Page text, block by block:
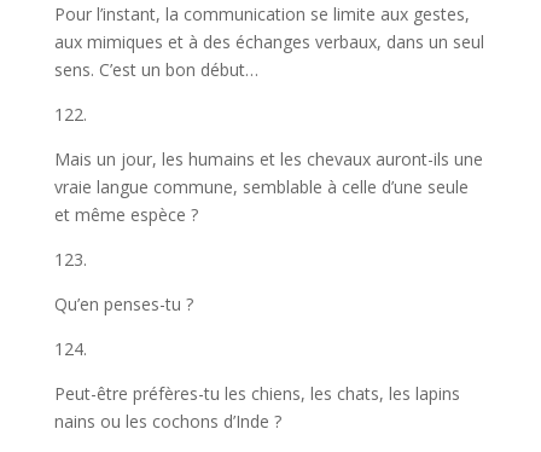
Pour l’instant, la communication se limite aux gestes,
aux mimiques et à des échanges verbaux, dans un seul
sens. C’est un bon début…
122.
Mais un jour, les humains et les chevaux auront-ils une
vraie langue commune, semblable à celle d’une seule
et même espèce ?
123.
Qu’en penses-tu ?
124.
Peut-être préfères-tu les chiens, les chats, les lapins
nains ou les cochons d’Inde ?